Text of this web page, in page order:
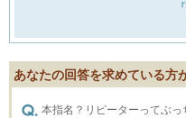
あなたの回答を求めている方
本指名？リピーターってぶ